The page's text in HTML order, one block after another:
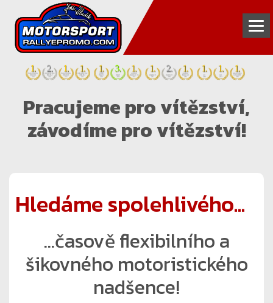
INZERCE
FOTOGALERIE
VIDEOGALERIE
TÝM
Pracujeme pro vítězství,
závodíme pro vítězství!
Hledáme spolehlivého...
...časově flexibilního a
šikovného motoristického
nadšence!